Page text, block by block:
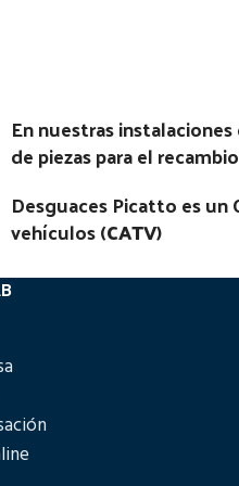
02.80 - 02.00
Código Pieza:
En nuestras
de piezas para el
Desguaces Picatto es
vehículos (CATV)